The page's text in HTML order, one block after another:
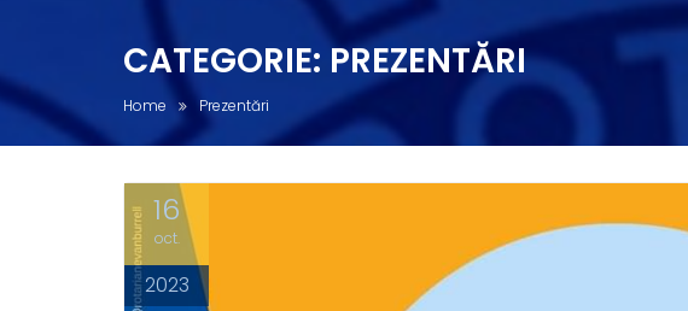
CATEGORIE: PREZENTĂRI
Home Prezentări
16
oct.
2023